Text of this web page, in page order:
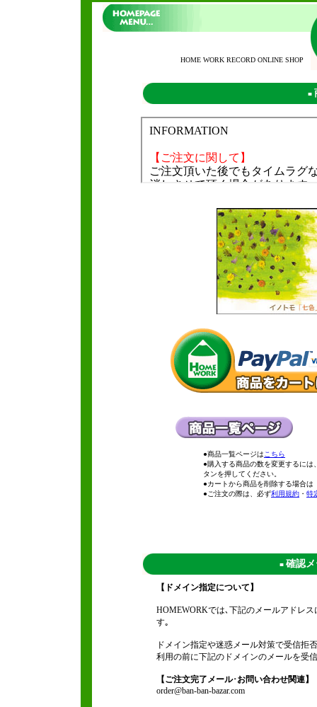
HOME WORK RECORD ONLINE SHOP
■
●商品一覧ページは こちら
●購入する商品の数を変更するに
タンを押してください。
●カートから商品を削除する場合
●ご注文の際は、必ず利用規約 ・ 特
■ 確認
【ドメイン指定について】
HOMEWORKでは､下記のメールアドレ
す｡
ドメイン指定や迷惑メール対策で受信拒
利用の前に下記のドメインのメールを受
【ご注文完了メール･お問い合わせ関連】
order@ban-ban-bazar.com